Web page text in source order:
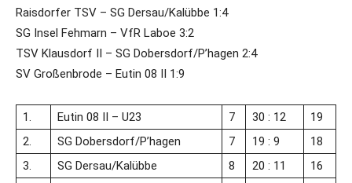
Raisdorfer TSV – SG Dersau/Kalübbe 1:4
SG Insel Fehmarn – VfR Laboe 3:2
TSV Klausdorf II – SG Dobersdorf/P’hagen 2:4
SV Großenbrode – Eutin 08 II 1:9
1. Eutin 08 II – U23 7 30 : 12
19
2.
SG Dobersdorf/​P’hagen 7 19 : 9
18
3.
SG Dersau/​Kalübbe 8 20 : 11
16